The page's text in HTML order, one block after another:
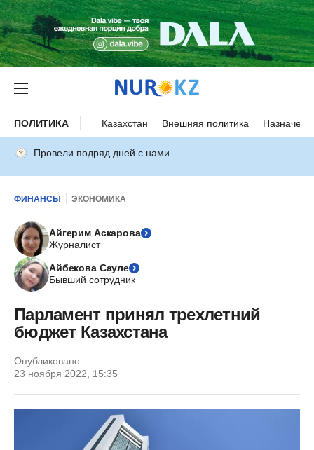
ПОЛИТИКА Казахстан Внешняя политика
Провели подряд дней с нами
ФИНАНСЫ ЭКОНОМИКА
Айгерим Аскарова
Журналист
Айбекова Сауле
Бывший сотрудник
Парламент принял трехлетний
бюджет Казахстана
Опубликовано:
23 ноября 2022, 15:35